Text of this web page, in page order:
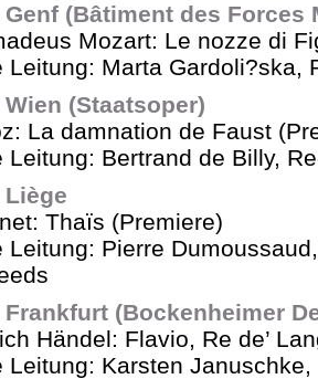
Genf (Bâtiment des Forces
Mozart: Le nozze di
Leitung: Marta Gardoli?ska,
Wien (Staatsoper)
La damnation de Faust
Leitung: Bertrand de Billy,
Liège
Thaïs (Premiere)
Leitung: Pierre
Frankfurt (Bockenheimer
Händel: Flavio, Re de’
Leitung: Karsten